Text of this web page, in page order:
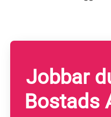
Jobbar
Bostads